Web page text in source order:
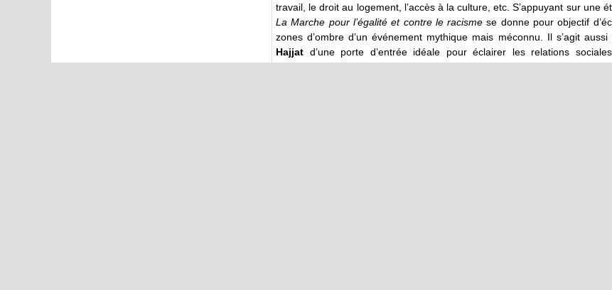
travail, le droit au logement, l’accès à la culture, etc. S’appuyant sur une
La Marche pour l’égalité et contre le racisme se donne pour objectif
zones d’ombre d’un événement mythique mais méconnu. Il s’agit aussi
Hajjat d’une porte d’entrée idéale pour éclairer les relations